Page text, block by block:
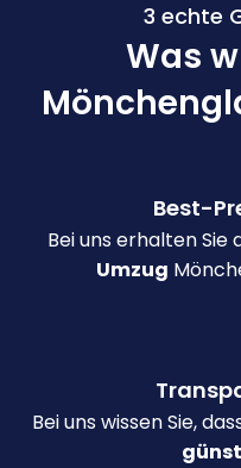
3 echte
Was
Best-
Bei uns erhalten Sie
Umzug
Bei uns wissen Sie,